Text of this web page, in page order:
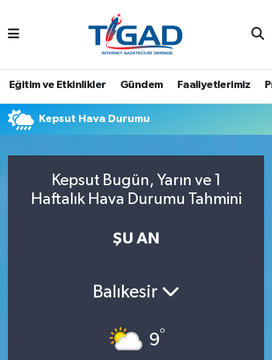
Eğitim ve Etkinlikler Gündem Faaliyetlerimiz
Kepsut Hava Durumu
Kepsut Bugün, Yarın ve 1
Haftalık Hava Durumu Tahmini
ŞU AN
Balıkesir
9°
Nöbetçi Eczaneler
Tüm Manşetler
Son Dakika Haberleri